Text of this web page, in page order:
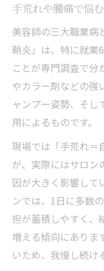
らこそ「
す。
将来への
う
手荒れや
状
美容師 理
続けられ
とは
職業病は「個
境」で防げる
ハンドク
すぎませ
しない働
手荒れや腰痛で悩
美容師の三大職業病
鞘炎」は、特に就業
ことが専門調査で分
やカラー剤などの強
ャンプー姿勢、そし
用によるものです。
現場では「手荒れ＝
が、実際にはサロン
因が大きく影響して
ンでは、1日に多数
担が蓄積しやすく、
増える傾向にありま
いため、我慢し続け